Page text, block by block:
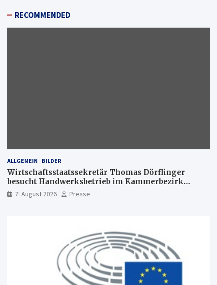
RECOMMENDED
ALLGEMEIN BILDER
Wirtschaftsstaatssekretär Thomas Dörflinger
besucht Handwerksbetrieb im Kammerbezirk
Freiburg
7. August 2026 Presse